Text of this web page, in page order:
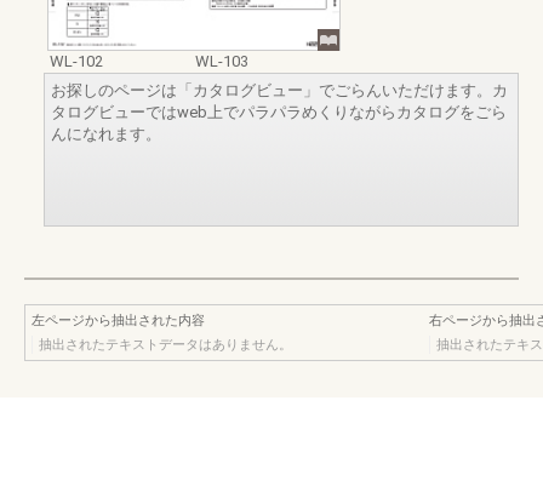
WL-102
WL-103
お探しのページは「カタログビュー」でごらんいただけます。カ
タログビューではweb上でパラパラめくりながらカタログをごら
んになれます。
左ページから抽出された内容
抽出されたテキストデータはありません。
右ページから抽出
抽出されたテキ